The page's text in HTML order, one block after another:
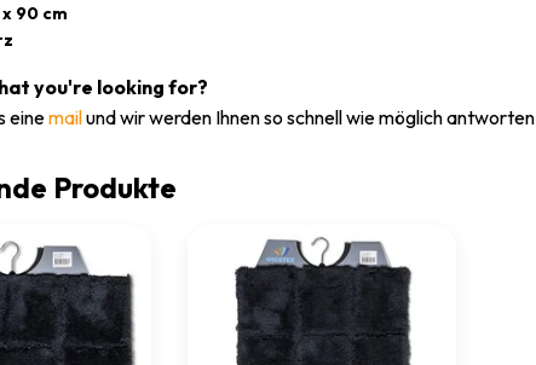
90 cm
you're looking for?
einemailund wir werden Ihnen so schnell wie möglich antworten
Produkte